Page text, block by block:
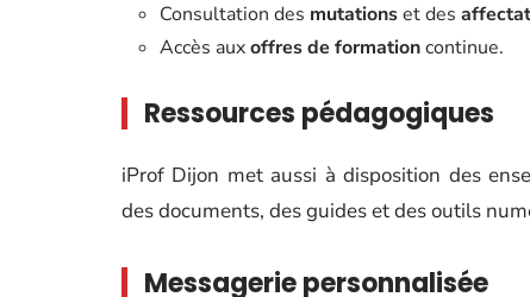
Consultation des mutationset des
Accès auxoffres de formationcontinue.
Ressources pédagogiques
iProf Dijon met aussi à disposition des
des documents, des guides et des outils
Messagerie personnalisée